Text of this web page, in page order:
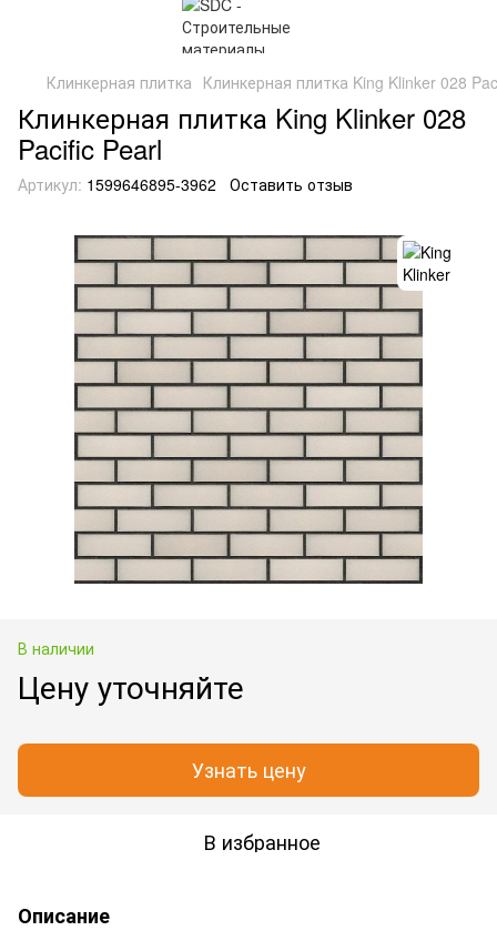
Клинкерная плитка Клинкерная плитка King Klinker 028
Клинкерная плитка King Klinker 028
Pacific Pearl
Артикул: 1599646895-3962 Оставить отзыв
В наличии
Цену уточняйте
Узнать цену
В избранное
Описание